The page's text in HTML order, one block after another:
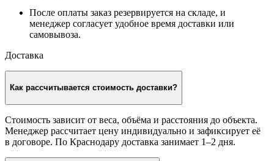
После оплаты заказ резервируется на складе, и
менеджер согласует удобное время доставки или
самовывоза.
Доставка
Как рассчитывается стоимость доставки?
Стоимость зависит от веса, объёма и расстояния до объекта.
Менеджер рассчитает цену индивидуально и зафиксирует её
в договоре. По Краснодару доставка занимает 1–2 дня.